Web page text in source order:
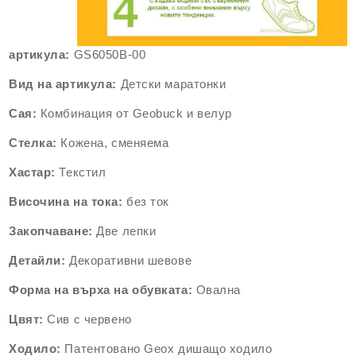
артикула: GS6050B-00
Вид на артикула: Детски маратонки
Сая: Комбинация от Geobuck и велур
Стелка: Кожена, сменяема
Хастар:Текстил
Височина на тока: без ток
Закопчаване: Две лепки
Детайли:Декоративни шевове
Форма на върха на обувката: Овална
Цвят:Сив с червено
Ходило: Патентовано Geox дишащо ходило